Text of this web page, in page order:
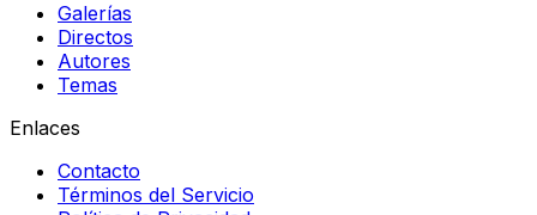
Galerías
Directos
Autores
Temas
Enlaces
Contacto
Términos del Servicio